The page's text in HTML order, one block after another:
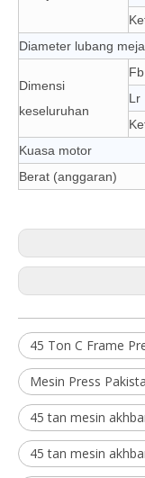
Diameter lubang meja
Dimensi
keseluruhan
Fb
Lr
Kuasa motor
Berat (anggaran)
45 Ton C Frame
Mesin Press
45 tan mesin
45 tan mesin